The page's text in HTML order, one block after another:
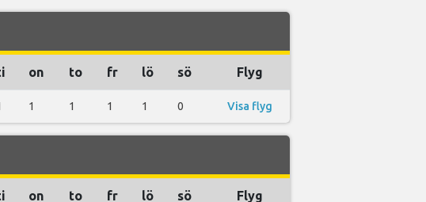
on to fr lö sö Flyg
1 1 1 1 0 Visa flyg
on to fr lö sö Flyg